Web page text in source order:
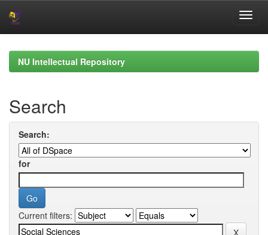
navigationNU Intellectual Repository
Search
Search:
for
Current filters: